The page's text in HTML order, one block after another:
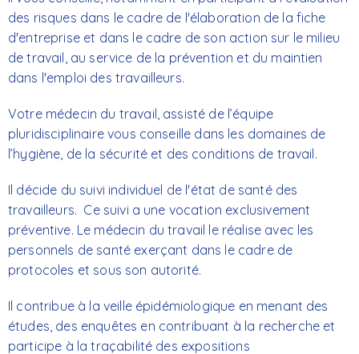
des risques dans le cadre de l'élaboration de la fiche
d'entreprise et dans le cadre de son action sur le milieu
de travail, au service de la prévention et du maintien
dans l'emploi des travailleurs.
Votre médecin du travail, assisté de l’équipe
pluridisciplinaire vous conseille dans les domaines de
l’hygiène, de la sécurité et des conditions de travail.
Il décide du suivi individuel de l'état de santé des
travailleurs. Ce suivi a une vocation exclusivement
préventive. Le médecin du travail le réalise avec les
personnels de santé exerçant dans le cadre de
protocoles et sous son autorité.
Il contribue à la veille épidémiologique en menant des
études, des enquêtes en contribuant à la recherche et
participe à la traçabilité des expositions